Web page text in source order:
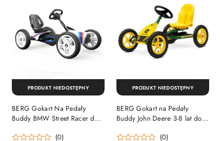
BERG Gokart Na Pedały
Buddy BMW Street Racer do
(0)
PRODUKT NIEDOSTĘPNY
BERG Gokart na Pedały
Buddy John Deere 3-8 lat do
(0)
PRODUKT NIEDOSTĘPNY